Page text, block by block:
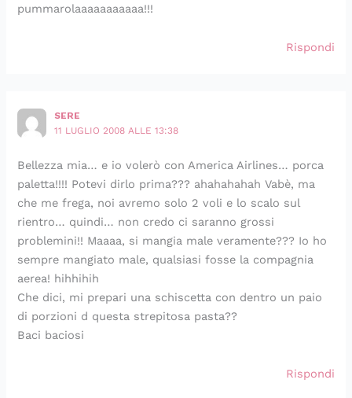
pummarolaaaaaaaaaaa!!!
Rispondi
SERE
11 LUGLIO 2008 ALLE 13:38
Bellezza mia… e io volerò con America Airlines… porca
paletta!!!! Potevi dirlo prima??? ahahahahah Vabè, ma
che me frega, noi avremo solo 2 voli e lo scalo sul
rientro… quindi… non credo ci saranno grossi
problemini!! Maaaa, si mangia male veramente??? Io ho
sempre mangiato male, qualsiasi fosse la compagnia
aerea! hihhihih
Che dici, mi prepari una schiscetta con dentro un paio
di porzioni d questa strepitosa pasta??
Baci baciosi
Rispondi